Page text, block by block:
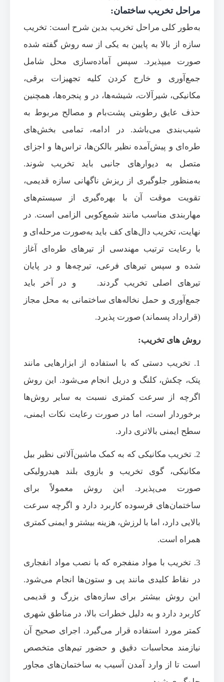
مراحل تخریب ساختمان:
به‌طور کلی مراحل تخریب بدین شرح است: تخریب
سازه از بالا به پایین به یکی از سه روش گفته شده
صورت میپذیرد. سپس آماده‌سازی محل شامل
جمع‌آوری و خارج کردن کلیه تجهیزات برقی،
مکانیکی، شیرآلات، شیشه‌ها، در و پنجره‌ها، همچنین
حذف عایق رطوبتی پشت‌بام و مصالح مربوط به
شیب‌بندی می‌باشد. در ادامه، تمامی بخش‌های
طره‌ای و پیش‌آمده نظیر بالکن‌ها، تراس‌ها و اجزای
متصل به دیوارهای جانبی باید تخریب شوند.
به‌منظور جلوگیری از ریزش ناگهانی سازه قدیمی،
تقویت موقت آن با بهره‌گیری از سیستم‌های
مهاربندی مناسب مانند شمع‌کوبی الزامی است. در
نهایت، تخریب دال‌های کف باید به‌صورت مرحله‌ای و
با رعایت ترتیب مهندسی از تیرهای طره‌ای آغاز
شده و سپس تیرهای فرعی، تیرچه‌ها و در پایان
تیرهای اصلی تخریب گردند. و در آخر باید
جمع‌آوری و حمل نخاله‌های ساختمانی به محل مجاز
(قرارداد پسماند) صورت پذیرد.
روش های تخریب:
1. تخریب دستی که با استفاده از ابزارهایی مانند
پتک، چکش، کلنگ و دریل انجام می‌شود. این روش
اگرچه از سرعت کمتری نسبت به سایر روش‌ها
برخوردار است، اما در صورت رعایت نکات ایمنی،
سطح ایمنی بالاتری دارد.
2. تخریب مکانیکی که به کمک ماشین‌آلاتی نظیر بیل
مکانیکی، گوی تخریب و بازوی بلند هیدرولیکی
صورت می‌پذیرد. این روش معمولاً برای
ساختمان‌های فرسوده کاربرد دارد و اگرچه سرعت
بالایی دارد، اما با لرزش، هزینه بیشتر و ایمنی کمتری
همراه است.
3. تخریب با مواد منفجره که با نصب مواد انفجاری
در نقاط کلیدی مانند پی و ستون‌ها انجام می‌شود.
این روش بیشتر برای سازه‌های بزرگ و قدیمی
کاربرد دارد و به دلیل خطرات بالا، در مناطق شهری
کمتر مورد استفاده قرار می‌گیرد. اجرای صحیح آن
نیازمند محاسبات دقیق و حضور تیم‌های متخصص
است تا از وارد آمدن آسیب به ساختمان‌های مجاور